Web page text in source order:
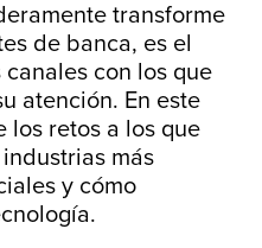
transforme
de banca, es el
con los que
atención. En este
los retos a los que
más
y cómo